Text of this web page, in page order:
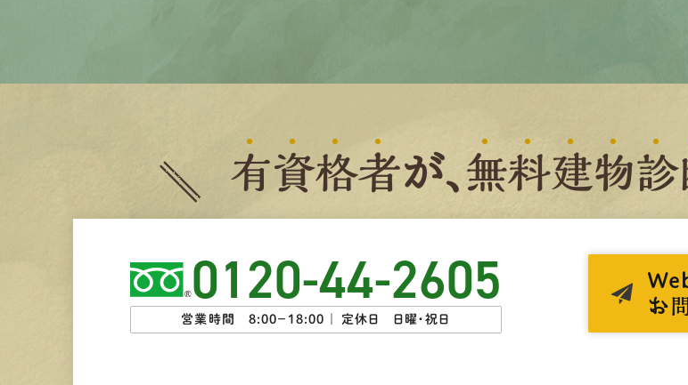
有資格者が、 無料建物診
0120-44-2605
営業時間 8:00−18:00 ｜ 定休日 日曜・祝日
お